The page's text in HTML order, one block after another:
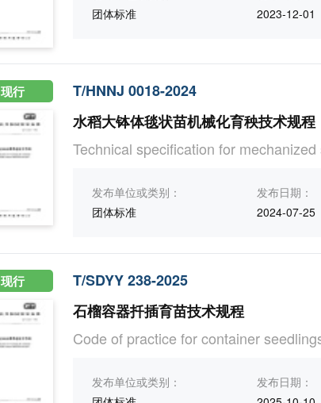
团体标准
2023-12-01
现行
T/HNNJ 0018-2024
水稻大钵体毯状苗机械化育秧技术规程
Technical specification for
发布单位或类别：
团体标准
发布日期：
2024-07-25
现行
T/SDYY 238-2025
石榴容器扦插育苗技术规程
Code of practice for container
发布单位或类别：
发布日期：